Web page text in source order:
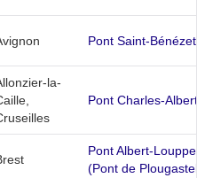
Pont Saint-Bénézet
la-
Pont Charles-Albert
Pont Albert-Louppe
(Pont de